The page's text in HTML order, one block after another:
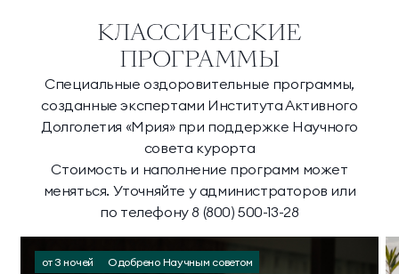
КЛАССИЧЕСКИЕ
ПРОГРАММЫ
Специальные оздоровительные программы,
созданные экспертами Института Активного
Долголетия «Мрия» при поддержке Научного
совета курорта
Стоимость и наполнение программ может
меняться. Уточняйте у администраторов или
по телефону 8 (800) 500-13-28
от 3 ночей Одобрено Научным советом